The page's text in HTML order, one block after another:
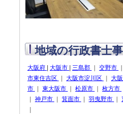
地域の行政書士
大阪府 大阪市 三島郡 交野市
市東住吉区
大阪市淀川区 大
市
東大阪市 松原市 枚方市
神戸市 箕面市 羽曳野市